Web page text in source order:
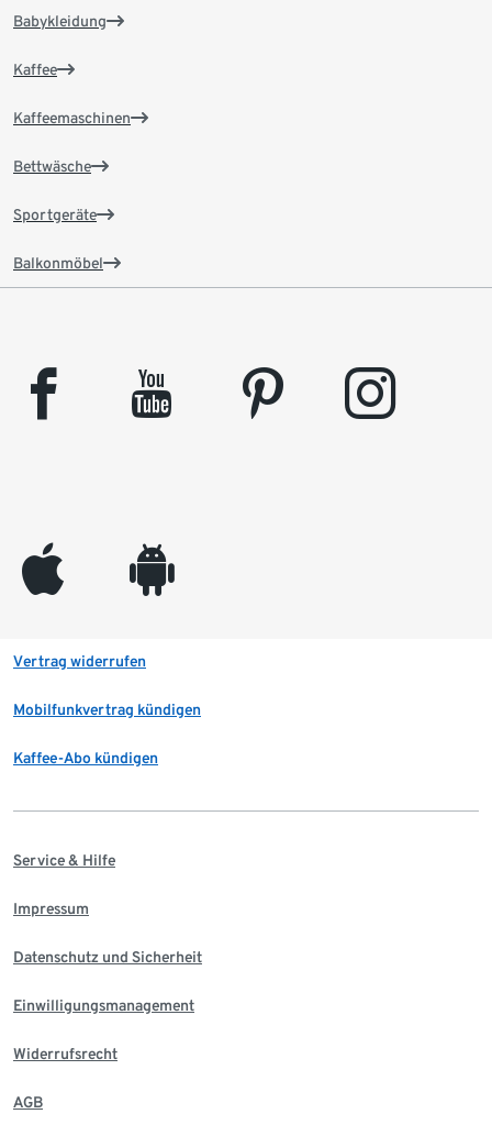
Babykleidung
Kaffee
Kaffeemaschinen
Bettwäsche
Sportgeräte
Balkonmöbel
facebook youtube pinterest instagram
appleinc android
Vertrag widerrufen
Mobilfunkvertrag kündigen
Kaffee-Abo kündigen
Service & Hilfe
Impressum
Datenschutz und Sicherheit
Einwilligungsmanagement
Widerrufsrecht
AGB